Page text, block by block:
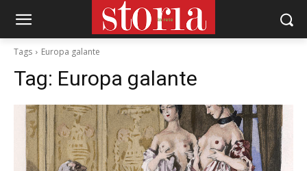
Tags Europa galante
Tag: Europa galante